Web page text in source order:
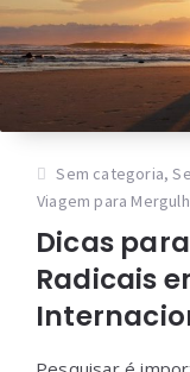
Sem categoria,
Viagem para
Dicas
Radicais